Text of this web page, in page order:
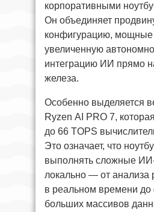
корпоративными
Он объединяет
конфигурацию, мощные
увеличенную
интеграцию ИИ прямо
железа.
Особенно выделяется
Ryzen AI PRO 7,
до 66 TOPS
Это означает, что
выполнять сложные
локально — от анализа
в реальном времени
больших массивов